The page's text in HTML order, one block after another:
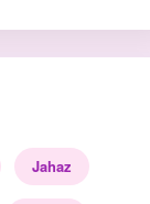
Jahaz